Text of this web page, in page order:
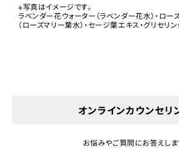
※写真はイメージです。
ラベンダー花ウォーター（ラベンダー花水）・ロー
（ローズマリー葉水）・セージ葉エキス・グリセリン
オンラインカウンセリ
お悩みやご質問にお答えしま